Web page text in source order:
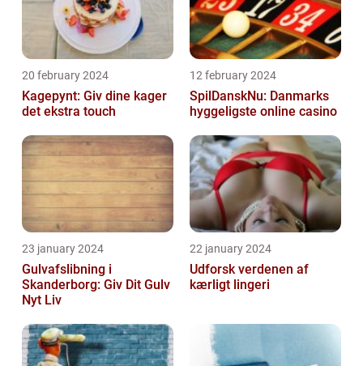
20 february 2024
Kagepynt: Giv dine kager
det ekstra touch
12 february 2024
SpilDanskNu: Danmarks
hyggeligste online casino
23 january 2024
Gulvafslibning i
Skanderborg: Giv Dit Gulv
Nyt Liv
22 january 2024
Udforsk verdenen af
kærligt lingeri